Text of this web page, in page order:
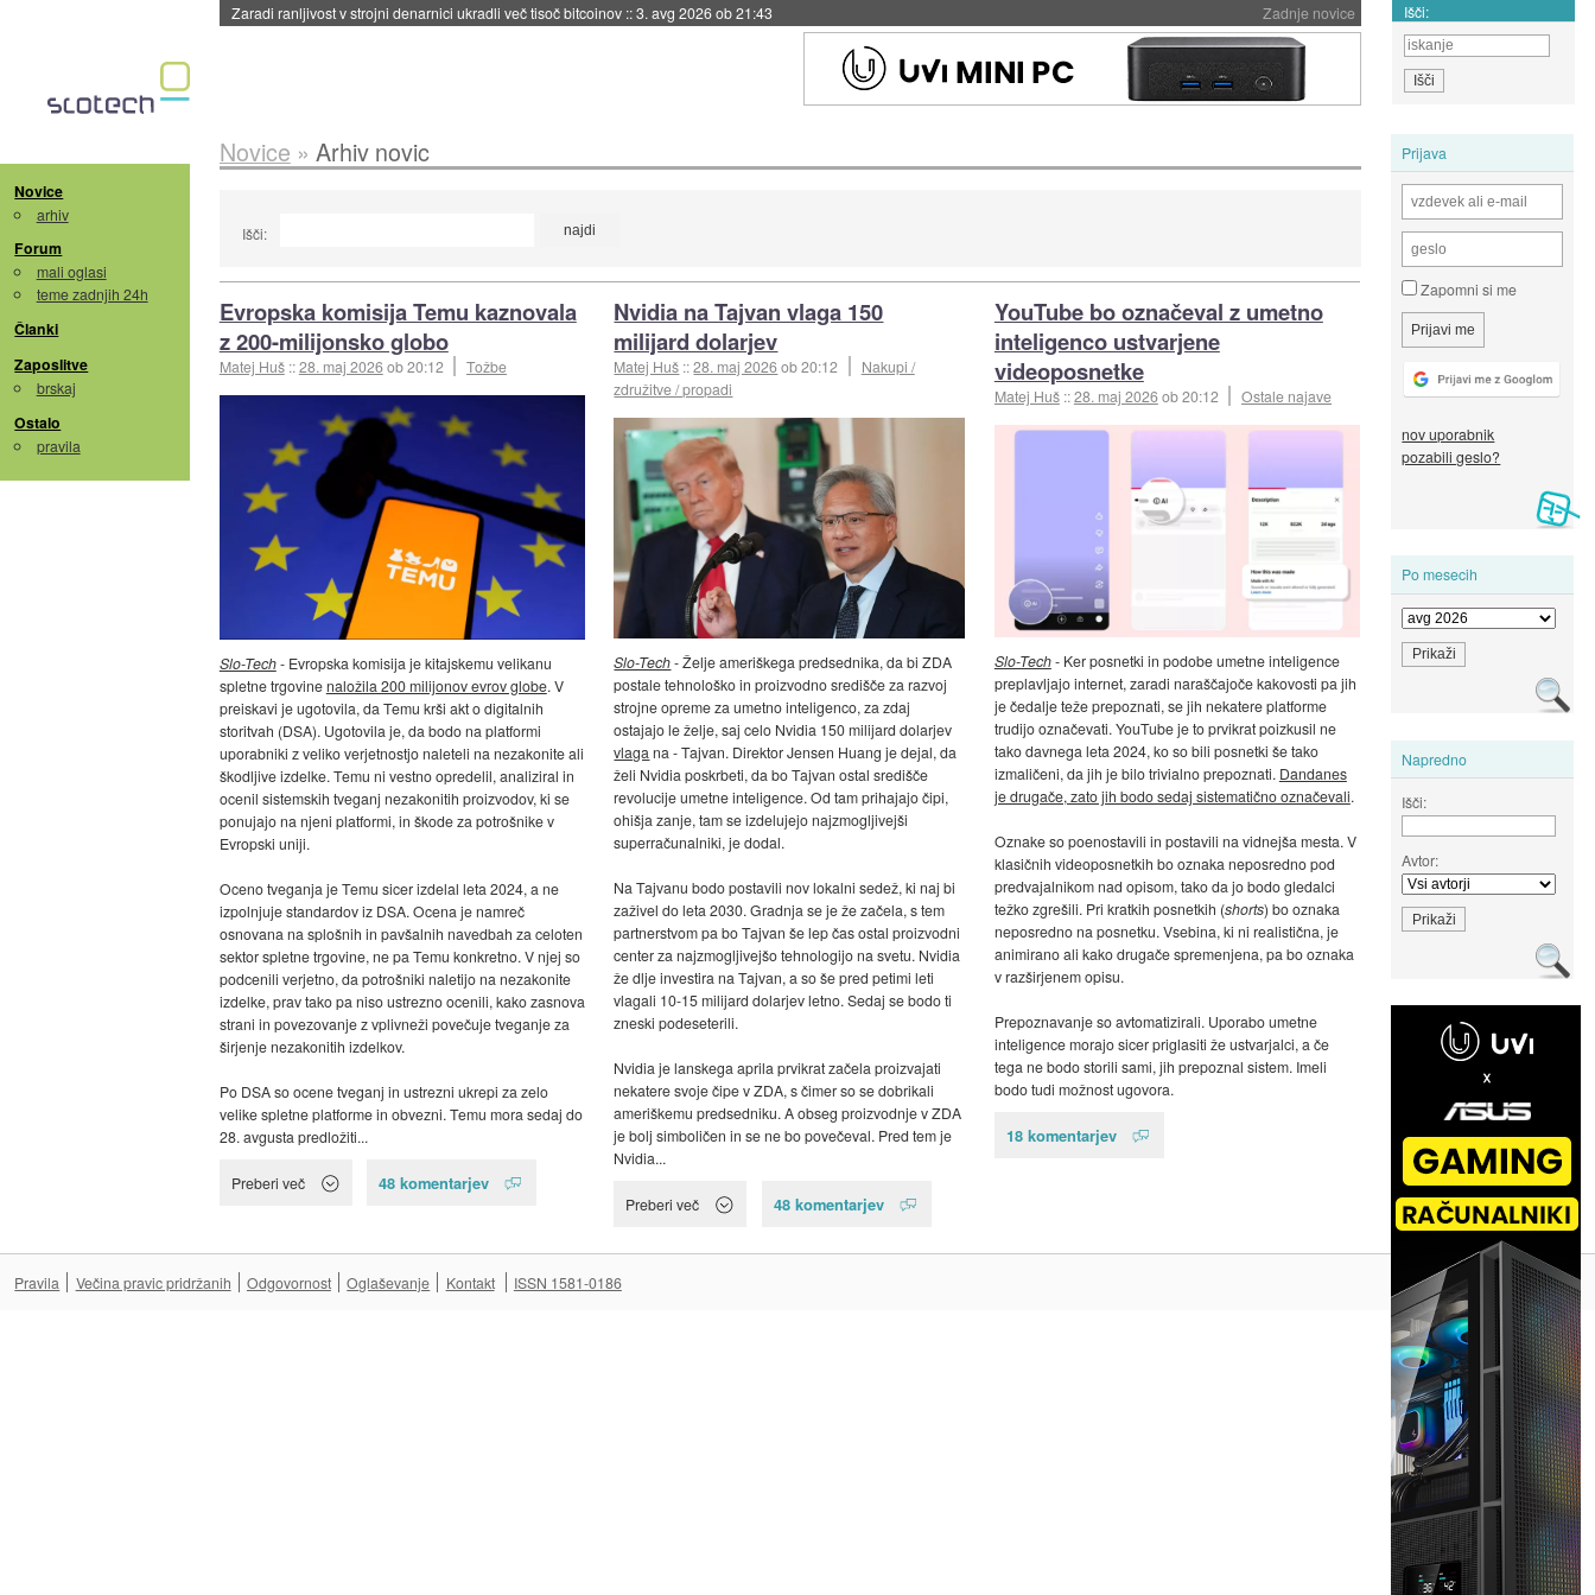
Zadnje novice
Zaradi ranljivost v strojni denarnici ukradli več tisoč bitcoinov ::3. avg 2026 ob 21:43 Išči:
Novice
arhiv
Forum
mali oglasi
teme zadnjih 24h
Članki
Zaposlitve
brskaj
Ostalo
pravila
Prijava
Zapomni si me
nov uporabnik
pozabili geslo?
Po mesecih
Napredno
Išči:
Avtor:
Novice » Arhiv novic
Išči:
Evropska komisija Temu kaznovala
z 200-milijonsko globo
Matej Huš ::28. maj 2026ob 20:12 Tožbe
Slo-Tech- Evropska komisija je kitajskemu velikanu
spletne trgovinenaložila 200 milijonov evrov globe. V
preiskavi je ugotovila, da Temu krši akt o digitalnih
storitvah (DSA). Ugotovila je, da bodo na platformi
uporabniki z veliko verjetnostjo naleteli na nezakonite ali
škodljive izdelke. Temu ni vestno opredelil, analiziral in
ocenil sistemskih tveganj nezakonitih proizvodov, ki se
ponujajo na njeni platformi, in škode za potrošnike v
Evropski uniji.
Oceno tveganja je Temu sicer izdelal leta 2024, a ne
izpolnjuje standardov iz DSA. Ocena je namreč
osnovana na splošnih in pavšalnih navedbah za celoten
sektor spletne trgovine, ne pa Temu konkretno. V njej so
podcenili verjetno, da potrošniki naletijo na nezakonite
izdelke, prav tako pa niso ustrezno ocenili, kako zasnova
strani in povezovanje z vplivneži povečuje tveganje za
širjenje nezakonitih izdelkov.
Po DSA so ocene tveganj in ustrezni ukrepi za zelo
velike spletne platforme in obvezni. Temu mora sedaj do
28. avgusta predložiti...
Preberi več 48 komentarjev
Nvidia na Tajvan vlaga 150
milijard dolarjev
Matej Huš ::28. maj 2026ob 20:12
Nakupi /
združitve / propadi
Slo-Tech- Želje ameriškega predsednika, da bi ZDA
postale tehnološko in proizvodno središče za razvoj
strojne opreme za umetno inteligenco, za zdaj
ostajajo le želje, saj celo Nvidia 150 milijard dolarjev
vlaga na - Tajvan. Direktor Jensen Huang je dejal, da
želi Nvidia poskrbeti, da bo Tajvan ostal središče
revolucije umetne inteligence. Od tam prihajajo čipi,
ohišja zanje, tam se izdelujejo najzmogljivejši
superračunalniki, je dodal.
Na Tajvanu bodo postavili nov lokalni sedež, ki naj bi
zaživel do leta 2030. Gradnja se je že začela, s tem
partnerstvom pa bo Tajvan še lep čas ostal proizvodni
center za najzmogljivejšo tehnologijo na svetu. Nvidia
že dlje investira na Tajvan, a so še pred petimi leti
vlagali 10-15 milijard dolarjev letno. Sedaj se bodo ti
zneski podeseterili.
Nvidia je lanskega aprila prvikrat začela proizvajati
nekatere svoje čipe v ZDA, s čimer so se dobrikali
ameriškemu predsedniku. A obseg proizvodnje v ZDA
je bolj simboličen in se ne bo povečeval. Pred tem je
Nvidia...
Preberi več 48 komentarjev
YouTube bo označeval z umetno
inteligenco ustvarjene
videoposnetke
Matej Huš ::28. maj 2026ob 20:12 Ostale najave
Slo-Tech- Ker posnetki in podobe umetne inteligence
preplavljajo internet, zaradi naraščajoče kakovosti pa jih
je čedalje teže prepoznati, se jih nekatere platforme
trudijo označevati. YouTube je to prvikrat poizkusil ne
tako davnega leta 2024, ko so bili posnetki še tako
izmaličeni, da jih je bilo trivialno prepoznati. Dandanes
je drugače, zato jih bodo sedaj sistematično označevali.
Oznake so poenostavili in postavili na vidnejša mesta. V
klasičnih videoposnetkih bo oznaka neposredno pod
predvajalnikom nad opisom, tako da jo bodo gledalci
težko zgrešili. Pri kratkih posnetkih (shorts) bo oznaka
neposredno na posnetku. Vsebina, ki ni realistična, je
animirano ali kako drugače spremenjena, pa bo oznaka
v razširjenem opisu.
Prepoznavanje so avtomatizirali. Uporabo umetne
inteligence morajo sicer priglasiti že ustvarjalci, a če
tega ne bodo storili sami, jih prepoznal sistem. Imeli
bodo tudi možnost ugovora.
18 komentarjev
Na vrh ^
Pravila Večina pravic pridržanih Odgovornost Oglaševanje Kontakt ISSN 1581-0186